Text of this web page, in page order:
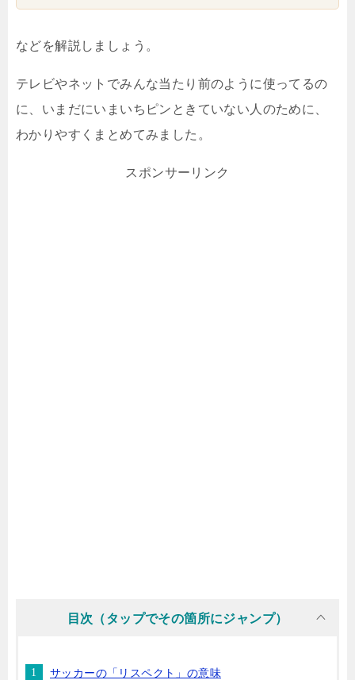
などを解説しましょう。
テレビやネットでみんな当たり前のように使ってるの
に、いまだにいまいちピンときていない人のために、
わかりやすくまとめてみました。
スポンサーリンク
目次（タップでその箇所にジャンプ）
サッカーの「リスペクト」の意味